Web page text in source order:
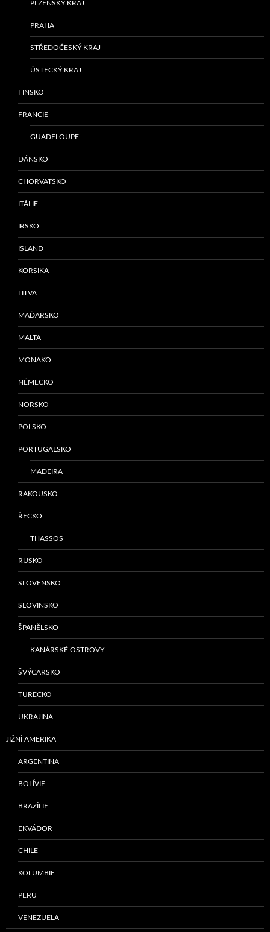
PLZEŇSKÝ KRAJ
PRAHA
STŘEDOČESKÝ KRAJ
ÚSTECKÝ KRAJ
FINSKO
FRANCIE
GUADELOUPE
DÁNSKO
CHORVATSKO
ITÁLIE
IRSKO
ISLAND
KORSIKA
LITVA
MAĎARSKO
MALTA
MONAKO
NĚMECKO
NORSKO
POLSKO
PORTUGALSKO
MADEIRA
RAKOUSKO
ŘECKO
THASSOS
RUSKO
SLOVENSKO
SLOVINSKO
ŠPANĚLSKO
KANÁRSKÉ OSTROVY
ŠVÝCARSKO
TURECKO
UKRAJINA
JIŽNÍ AMERIKA
ARGENTINA
BOLÍVIE
BRAZÍLIE
EKVÁDOR
CHILE
KOLUMBIE
PERU
VENEZUELA